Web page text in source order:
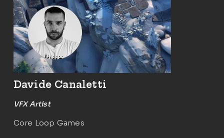
Davide Canaletti
VFX Artist
Core Loop Games